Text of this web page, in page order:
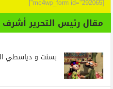
[mc4wp_form id="292065"]
مقال رئيس التحرير أشرف
بسنت و دياسطي